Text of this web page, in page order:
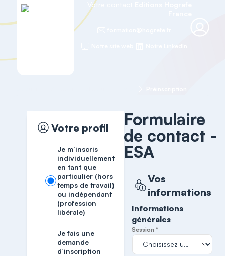
Votre contact
Votre profil
Je m’inscris
individuellement
en tant que
particulier (hors
temps de travail)
ou indépendant
(profession
libérale)
Je fais une
demande
d’inscription
Formulaire
de contact -
ESA
Vos
informations
Informations
générales
Session *